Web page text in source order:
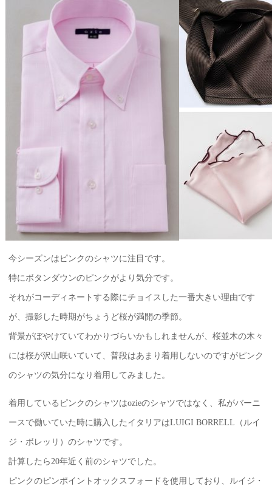
今シーズンはピンクのシャツに注目です。
特にボタンダウンのピンクがより気分です。
それがコーディネートする際にチョイスした一番大きい理由です
が、撮影した時期がちょうど桜が満開の季節。
背景がぼやけていてわかりづらいかもしれませんが、桜並木の木々
には桜が沢山咲いていて、普段はあまり着用しないのですがピンク
のシャツの気分になり着用してみました。
着用しているピンクのシャツはozieのシャツではなく、私がバーニ
ースで働いていた時に購入したイタリアはLUIGI BORRELL（ルイ
ジ・ボレッリ）のシャツです。
計算したら20年近く前のシャツでした。
ピンクのピンポイントオックスフォードを使用しており、ルイジ・